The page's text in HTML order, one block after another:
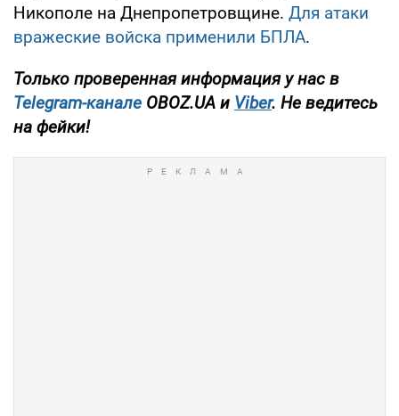
Никополе на Днепропетровщине. Для атаки
вражеские войска применили БПЛА.
Только проверенная информация у нас в
Telegram-канале OBOZ.UA и Viber. Не ведитесь
на фейки!